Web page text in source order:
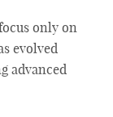
only on
evolved
advanced